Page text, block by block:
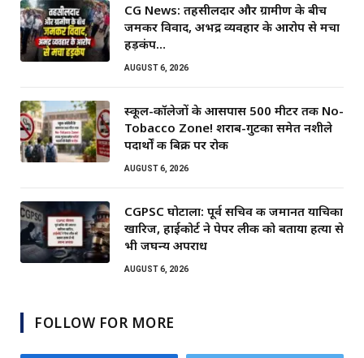
CG News: तहसीलदार और ग्रामीण के बीच
जमकर विवाद, अभद्र व्यवहार के आरोप से मचा
हड़कंप…
AUGUST 6, 2026
स्कूल-कॉलेजों के आसपास 500 मीटर तक No-
Tobacco Zone! शराब-गुटका समेत नशीले
पदार्थों की बिक्री पर रोक
AUGUST 6, 2026
CGPSC घोटाला: पूर्व सचिव की जमानत याचिका
खारिज, हाईकोर्ट ने पेपर लीक को बताया हत्या से
भी जघन्य अपराध
AUGUST 6, 2026
FOLLOW FOR MORE